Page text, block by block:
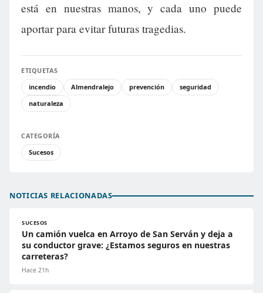
está en nuestras manos, y cada uno puede
aportar para evitar futuras tragedias.
ETIQUETAS
incendio
Almendralejo prevención
seguridad
naturaleza
CATEGORÍA
Sucesos
NOTICIAS RELACIONADAS
SUCESOS
Un camión vuelca en Arroyo de San Serván y deja a
su conductor grave: ¿Estamos seguros en nuestras
carreteras?
Hace 21h